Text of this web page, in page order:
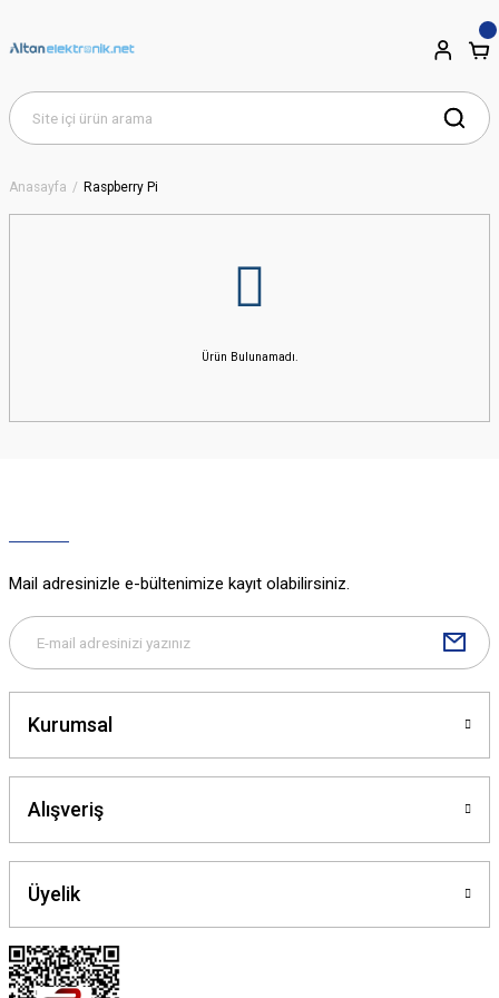
Anasayfa Raspberry Pi
Ürün Bulunamadı.
Mail adresinizle e-bültenimize kayıt olabilirsiniz.
Kurumsal
Alışveriş
Üyelik